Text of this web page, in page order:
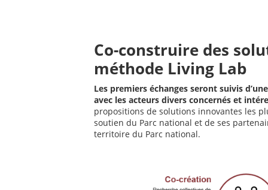
Co-construire des
méthode Living Lab
Les premiers échanges seront suivis
avec les acteurs divers concernés et
propositions de solutions innovantes les
soutien du Parc national et de ses
territoire du Parc national.